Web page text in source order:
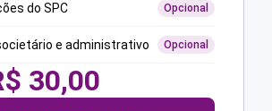
do SPC Opcional
e administrativo Opcional
30,00